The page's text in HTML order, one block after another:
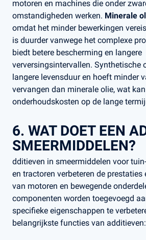
motoren en machines die onder
omstandigheden werken. Minerale
omdat het minder bewerkingen
is duurder vanwege het complexe
biedt betere bescherming en langere
verversingsintervallen. Synthetische
langere levensduur en hoeft minder
vervangen dan minerale olie, wat
onderhoudskosten op de lange
6. WAT DOET EEN
SMEERMIDDELEN?
dditieven in smeermiddelen voor
en tractoren verbeteren de prestaties
van motoren en bewegende
componenten worden toegevoegd
specifieke eigenschappen te
belangrijkste functies van additieven: